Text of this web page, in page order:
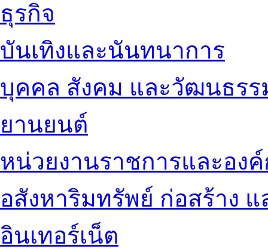
ธุรกิจ
บันเทิงและนันทนาการ
บุคคล สังคม และวัฒนธรร
ยานยนต์
หน่วยงานราชการและอง
อสังหาริมทรัพย์ ก่อสร้าง
อินเทอร์เน็ต